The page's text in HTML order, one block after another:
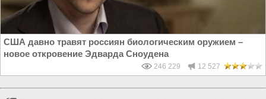
США давно травят россиян биологическим оружием –
новое откровение Эдварда Сноудена
246 229 12 527